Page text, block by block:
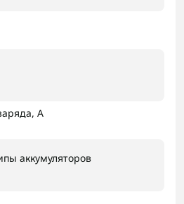
A
аккумуляторов